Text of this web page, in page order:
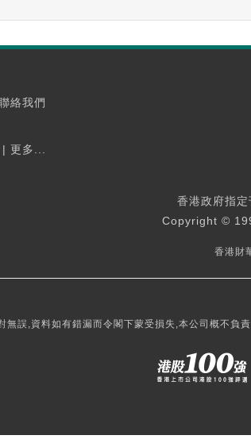
絡我們
| 更多...
香港政府指
Copyright ©
香港財
誤,資料如有錯漏而令閣下蒙受損失,本公司概不負責